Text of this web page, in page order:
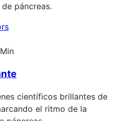
páncreas.
científicos brillantes de
el ritmo de la